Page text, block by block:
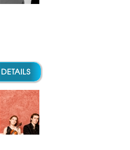
DETAILS